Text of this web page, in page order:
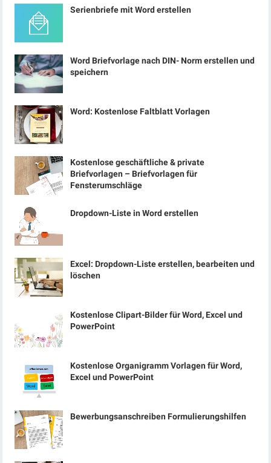
Serienbriefe mit Word erstellen
Word Briefvorlage nach DIN- Norm erstellen und
speichern
Word: Kostenlose Faltblatt Vorlagen
Kostenlose geschäftliche & private
Briefvorlagen – Briefvorlagen für
Fensterumschläge
Dropdown-Liste in Word erstellen
Excel: Dropdown-Liste erstellen, bearbeiten und
löschen
Kostenlose Clipart-Bilder für Word, Excel und
PowerPoint
Kostenlose Organigramm Vorlagen für Word,
Excel und PowerPoint
Bewerbungsanschreiben Formulierungshilfen